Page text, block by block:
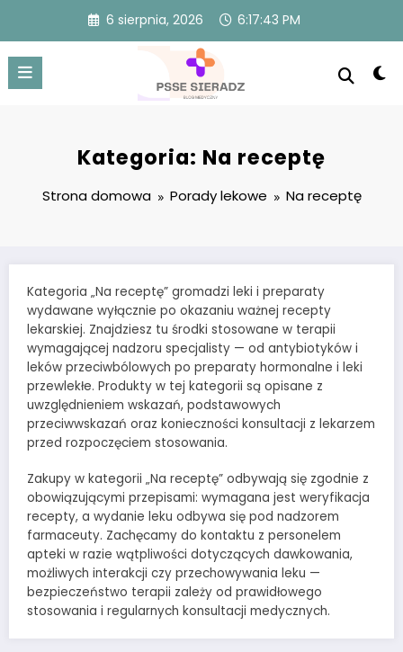
treści
6 sierpnia, 2026 6:17:43 PM
Kategoria: Na receptę
Strona domowa Porady lekowe Na receptę
Kategoria „Na receptę” gromadzi leki i preparaty
wydawane wyłącznie po okazaniu ważnej recepty
lekarskiej. Znajdziesz tu środki stosowane w terapii
wymagającej nadzoru specjalisty — od antybiotyków i
leków przeciwbólowych po preparaty hormonalne i leki
przewlekłe. Produkty w tej kategorii są opisane z
uwzględnieniem wskazań, podstawowych
przeciwwskazań oraz konieczności konsultacji z lekarzem
przed rozpoczęciem stosowania.
Zakupy w kategorii „Na receptę” odbywają się zgodnie z
obowiązującymi przepisami: wymagana jest weryfikacja
recepty, a wydanie leku odbywa się pod nadzorem
farmaceuty. Zachęcamy do kontaktu z personelem
apteki w razie wątpliwości dotyczących dawkowania,
możliwych interakcji czy przechowywania leku —
bezpieczeństwo terapii zależy od prawidłowego
stosowania i regularnych konsultacji medycznych.